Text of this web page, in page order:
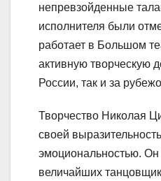
непревзойденные
исполнителя были
работает в Большом
активную творческую
России, так и за
Творчество Николая
своей
эмоциональностью. Он
величайших